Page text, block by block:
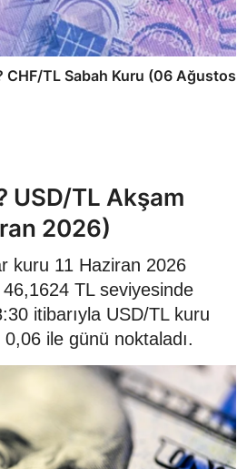
CHF/TL Sabah Kuru (06 Ağustos
USD/TL Akşam
2026)
kuru 11 Haziran 2026
TL seviyesinde
itibarıyla USD/TL kuru
ile günü noktaladı.